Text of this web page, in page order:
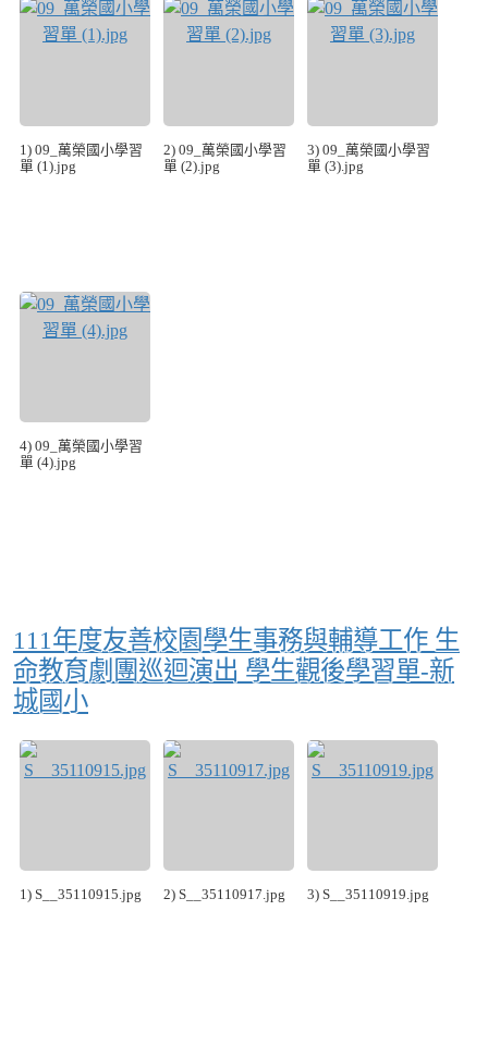
1) 09_萬榮國小學習
單 (1).jpg
2) 09_萬榮國小學習
單 (2).jpg
3) 09_萬榮國小學習
單 (3).jpg
4) 09_萬榮國小學習
單 (4).jpg
111年度友善校園學生事務與輔導工作 生
命教育劇團巡迴演出 學生觀後學習單-新
城國小
1) S__35110915.jpg 2) S__35110917.jpg 3) S__35110919.jpg